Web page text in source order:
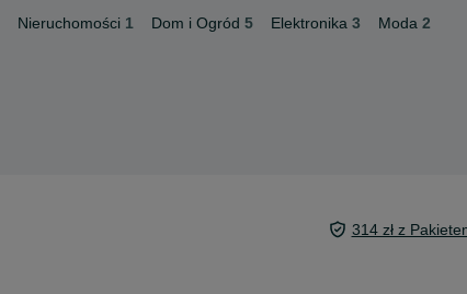
Nieruchomości 1 Dom i Ogród 5 Elektronika 3 Moda 2
314 zł z